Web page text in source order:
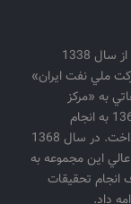
با هدف تحقيق و توسعه در زمينه كاربرد مواد نفتي از سال 1338
ملي نفت ايران»
به «مركز
پژوهش و خدمات علمي» تغيير يافت و تا سال 1368 به انجام
فعاليت‌هاي خود در راستاي اهداف تعيين شده پرداخت. در سال 1368
اين مجموعه به
تحقيقات